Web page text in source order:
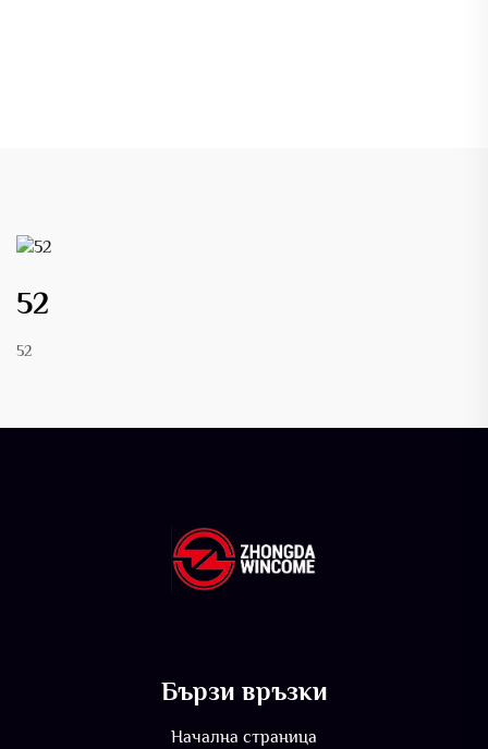
52
52
Бързи връзки
Начална страница